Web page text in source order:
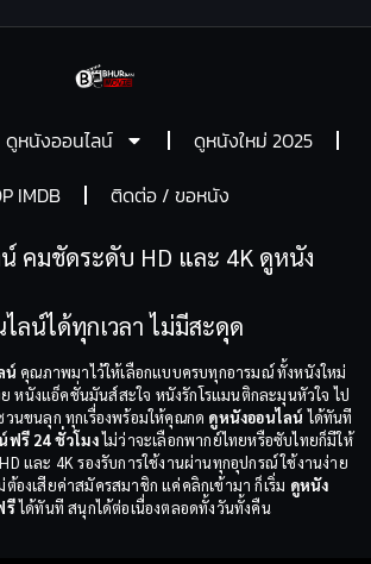
ดูหนังออนไลน์
ดูหนังใหม่ 2025
IMDB
ติดต่อ / ขอหนัง
คมชัดระดับ HD และ 4K ดูหนัง
ลน์ได้ทุกเวลา ไม่มีสะดุด
น์ คุณภาพมาไว้ให้เลือกแบบครบทุกอารมณ์ ทั้งหนังใหม่
หนังแอ็คชั่นมันส์สะใจ หนังรักโรแมนติกละมุนหัวใจ ไป
นขนลุก ทุกเรื่องพร้อมให้คุณกด ดูหนังออนไลน์ ได้ทันที
ฟรี 24 ชั่วโมงไม่ว่าจะเลือกพากย์ไทยหรือซับไทยก็มีให้
และ 4K รองรับการใช้งานผ่านทุกอุปกรณ์ ใช้งานง่าย
ต้องเสียค่าสมัครสมาชิก แค่คลิกเข้ามา ก็เริ่ม ดูหนัง
รีได้ทันที สนุกได้ต่อเนื่องตลอดทั้งวันทั้งคืน